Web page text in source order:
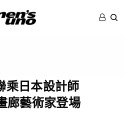
乘日本設計師
廊藝術家登場